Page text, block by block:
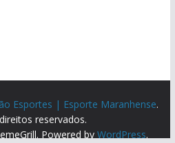
Esportes | Esporte Maranhense.
reservados.
Powered byWordPress.